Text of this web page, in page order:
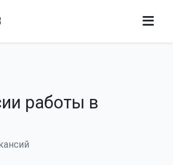
работы в